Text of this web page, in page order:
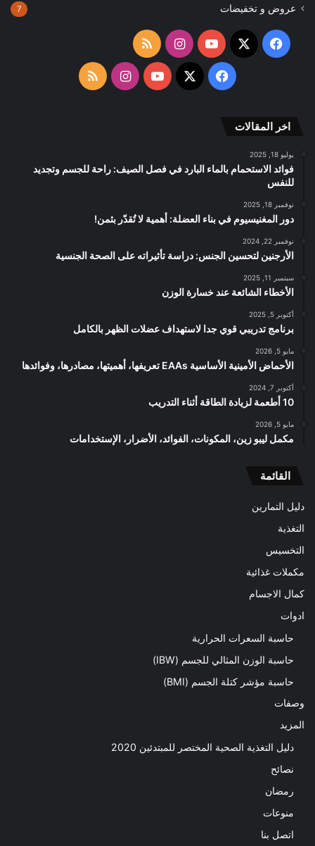
عروض و تخفيضات 7
فيسبوك
‫X
‫YouTubeانستقرامملخص
الموقع
فيسبوك
‫X
‫YouTubeانستقرامملخص
اخر المقالات
يوليو 18, 2025
فوائد الاستحمام بالماء البارد في فصل الصيف: راحة للجسم وتجديد
للنفس
نوفمبر 18, 2025
دور المغنيسيوم في بناء العضلة: أهمية لا تُقدّر بثمن!
نوفمبر 22, 2024
الأرجنين لتحسين الجنس: دراسة تأثيراته على الصحة الجنسية
سبتمبر 11, 2025
الأخطاء الشائعة عند خسارة الوزن
أكتوبر 5, 2025
برنامج تدريبي قوي جدا لاستهداف عضلات الظهر بالكامل
مايو 5, 2026
الأحماض الأمينية الأساسية EAAs تعريفها، أهميتها، مصادرها، وفوائدها
أكتوبر 7, 2024
10 أطعمة لزيادة الطاقة أثناء التدريب
مايو 5, 2026
مكمل ليبو زين، المكونات، الفوائد، الأضرار، الإستخدامات
القائمة
دليل التمارين
التغذية
التخسيس
مكملات غذائية
كمال الاجسام
ادوات
حاسبة السعرات الحرارية
حاسبة الوزن المثالي للجسم (IBW)
حاسبة مؤشر كتلة الجسم (BMI)
وصفات
المزيد
دليل التغذية الصحية المختصر للمبتدئين 2020​
نصائح
رمضان
منوعات
اتصل بنا